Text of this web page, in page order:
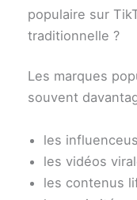
populaire sur
traditionnelle ?
Les marques
souvent
les
les vidéos
les contenus